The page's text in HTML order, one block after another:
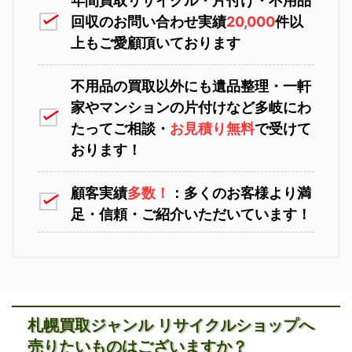
白老町不用品回収 長万部町不用品回収
八雲町不用品回収 古平町不用品回収
積丹町不用品回収 京極町不用品回収
苫小牧不用品回収 室蘭不用品回収
回収のお問い合わせ実績20,000件以
上もご愛顧頂いております
不用品の買取以外にも遺品整理・一軒
家やマンションの片付けなど多岐にわ
たってご相談・ お見積り無料で受けて
おります！
顧客実績多数！
：多くのお客様より満
足・信頼・ご紹介いただいています！
札幌買取ジャンル リサイクルショップへ
売りたいものはございますか？